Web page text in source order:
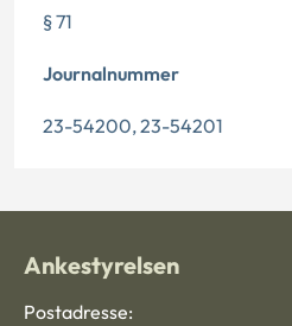
§ 71
Journalnummer
23-54200, 23-54201
Ankestyrelsen
Postadresse: